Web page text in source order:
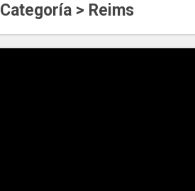
Categoría > Reims